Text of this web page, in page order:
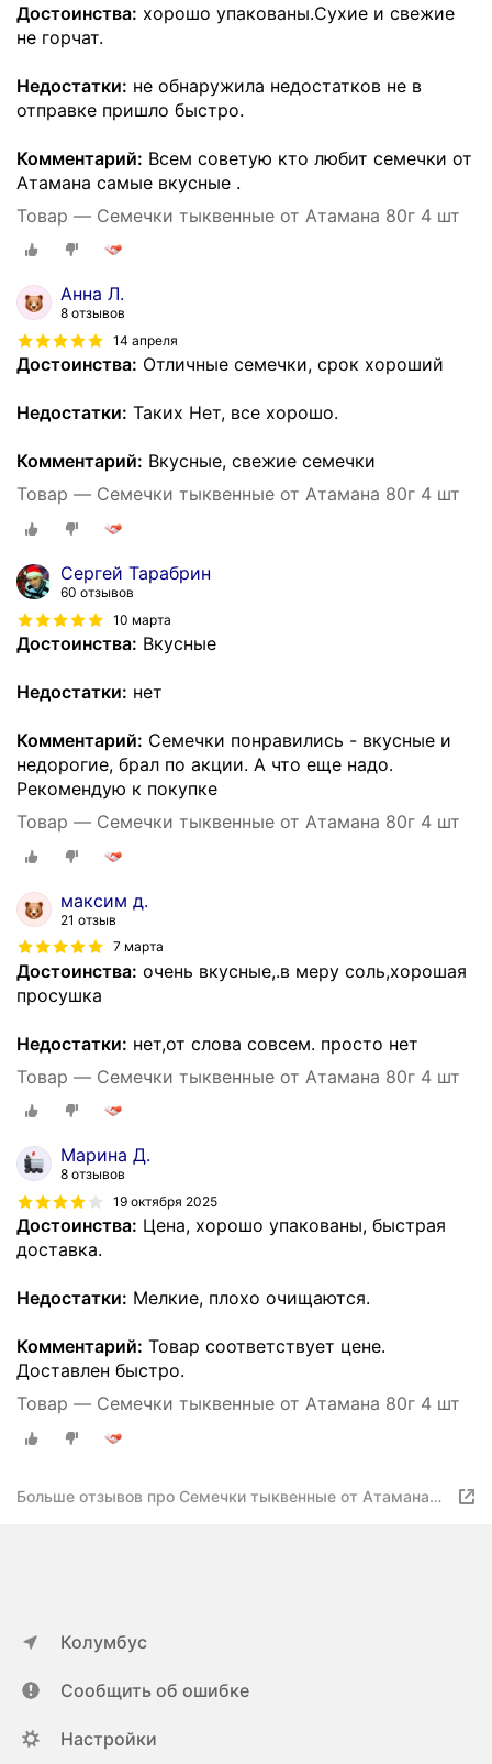
Достоинства: хорошо упакованы.Сухие и свежие
не горчат.
Недостатки: не обнаружила недостатков не в
отправке пришло быстро.
Комментарий: Всем советую кто любит семечки от
Атамана самые вкусные .
Товар — Семечки тыквенные от Атамана 80г 4 шт
Анна Л.
8 отзывов
14 апреля
Достоинства: Отличные семечки, срок хороший
Недостатки: Таких Нет, все хорошо.
Комментарий: Вкусные, свежие семечки
Товар — Семечки тыквенные от Атамана 80г 4 шт
Сергей Тарабрин
60 отзывов
10 марта
Достоинства: Вкусные
Недостатки: нет
Комментарий: Семечки понравились - вкусные и
недорогие, брал по акции. А что еще надо.
Рекомендую к покупке
Товар — Семечки тыквенные от Атамана 80г 4 шт
максим д.
21 отзыв
7 марта
Достоинства: очень вкусные,.в меру соль,хорошая
просушка
Недостатки: нет,от слова совсем. просто нет
Товар — Семечки тыквенные от Атамана 80г 4 шт
Марина Д.
8 отзывов
19 октября 2025
Достоинства: Цена, хорошо упакованы, быстрая
доставка.
Недостатки: Мелкие, плохо очищаются.
Комментарий: Товар соответствует цене.
Доставлен быстро.
Товар — Семечки тыквенные от Атамана 80г 4 шт
Больше отзывов про Семечки тыквенные от Атамана
Колумбус
Сообщить об ошибке
Настройки